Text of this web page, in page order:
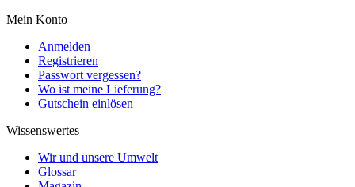
Mein Konto
Anmelden
Registrieren
Passwort vergessen?
Wo ist meine Lieferung?
Gutschein einlösen
Wissenswertes
Wir und unsere Umwelt
Glossar